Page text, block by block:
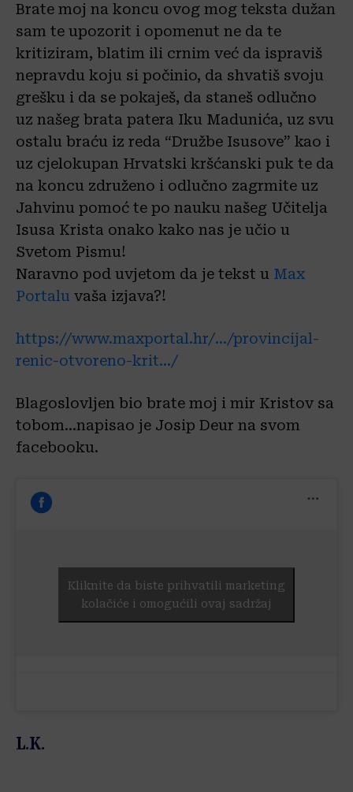
Brate moj na koncu ovog mog teksta dužan
sam te upozorit i opomenut ne da te
kritiziram, blatim ili crnim već da ispraviš
nepravdu koju si počinio, da shvatiš svoju
grešku i da se pokaješ, da staneš odlučno
uz našeg brata patera Iku Madunića, uz svu
ostalu braću iz reda “Družbe Isusove” kao i
uz cjelokupan Hrvatski kršćanski puk te da
na koncu združeno i odlučno zagrmite uz
Jahvinu pomoć te po nauku našeg Učitelja
Isusa Krista onako kako nas je učio u
Svetom Pismu!
Naravno pod uvjetom da je tekst u Max
Portalu vaša izjava?!
https://www.maxportal.hr/…/provincijal-
renic-otvoreno-krit…/
Blagoslovljen bio brate moj i mir Kristov sa
tobom…napisao je Josip Deur na svom
facebooku.
Kliknite da biste prihvatili marketing
kolačiće i omogućili ovaj sadržaj
L.K.